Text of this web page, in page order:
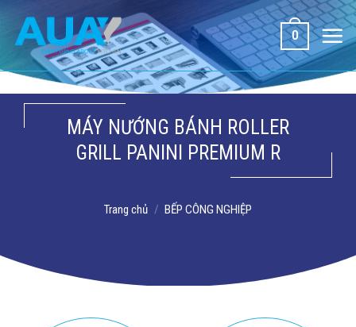
dung
0
MÁY NƯỚNG BÁNH ROLLER
GRILL PANINI PREMIUM R
Trang chủ / BẾP CÔNG NGHIỆP